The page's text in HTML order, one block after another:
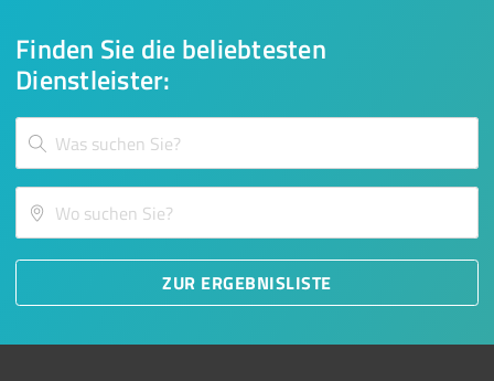
Finden Sie die beliebtesten
Dienstleister:
ZUR ERGEBNISLISTE